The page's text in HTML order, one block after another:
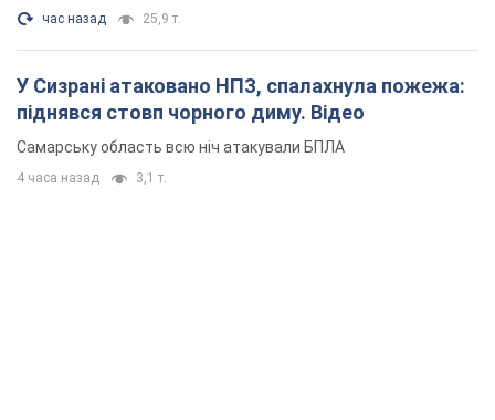
час назад 25,9 т.
У Сизрані атаковано НПЗ, спалахнула пожежа:
піднявся стовп чорного диму. Відео
Самарську область всю ніч атакували БПЛА
4 часа назад 3,1 т.